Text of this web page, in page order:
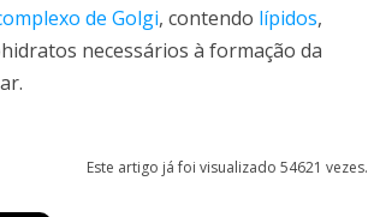
de Golgi, contendo lípidos,
necessários à formação da
Este artigo já foi visualizado 54621 vezes.